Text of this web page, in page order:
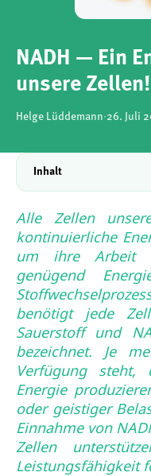
NADH — Ein
unsere Zellen!
Helge Lüddemann·26. Juli
Inhalt
Alle Zellen
kontinuierliche
um ihre Arbeit
genügend
benötigt jede
Sauerstoff und
bezeichnet. Je
Verfügung steht,
Energie
oder geistiger
Einnahme von
Zellen
Leistungsfähigkeit